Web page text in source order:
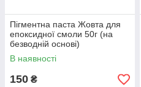
Пігментна паста Жовта для
епоксидної смоли 50г (на
безводній основі)
В наявності
150 ₴